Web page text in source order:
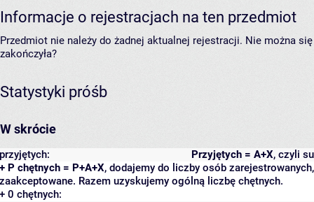
Informacje o rejestracjach na ten przedmiot
Przedmiot nie należy do żadnej aktualnej rejestracji. Nie można
zakończyła?
Statystyki próśb
W skrócie
Przyjętych = A+X, czyli
przyjętych:
+ P chętnych = P+A+X, dodajemy do liczby osób
zaakceptowane. Razem uzyskujemy ogólną liczbę chętnych.
+ 0 chętnych: